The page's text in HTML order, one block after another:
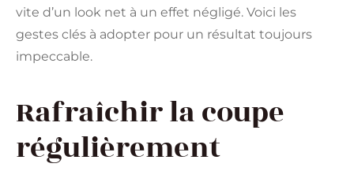
vite d’un look net à un effet négligé. Voici les
gestes clés à adopter pour un résultat toujours
impeccable.
Rafraîchir la coupe
régulièrement